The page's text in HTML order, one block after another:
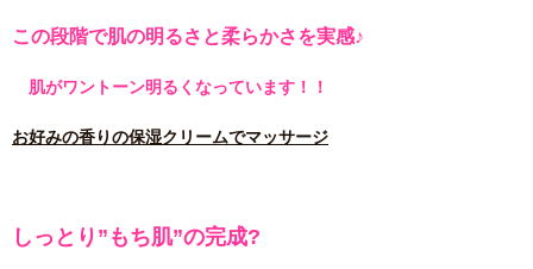
この段階で肌の明るさと柔らかさを実感♪
肌がワントーン明るくなっています！！
お好みの香りの保湿クリームでマッサージ
しっとり”もち肌”の完成?